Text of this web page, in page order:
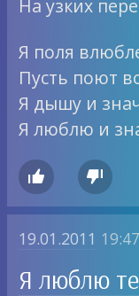
На узких
Я поля
Пусть поют
Я дышу и
Я люблю и
 
19.01.2011 19:47
Я люблю